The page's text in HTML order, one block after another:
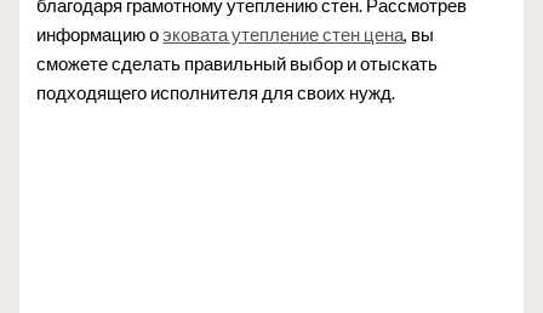
благодаря грамотному утеплению стен. Рассмотрев
информацию оэковата утепление стен цена, вы
сможете сделать правильный выбор и отыскать
подходящего исполнителя для своих нужд.